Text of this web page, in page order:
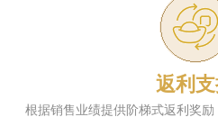
返利
根据销售业绩提供阶梯式返利奖